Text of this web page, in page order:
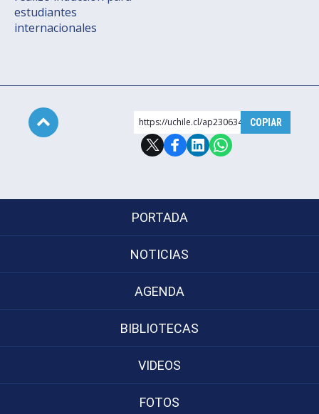
estudiantes
internacionales
https://uchile.cl/ap230634 COPIAR
PORTADA
NOTICIAS
AGENDA
BIBLIOTECAS
VIDEOS
FOTOS